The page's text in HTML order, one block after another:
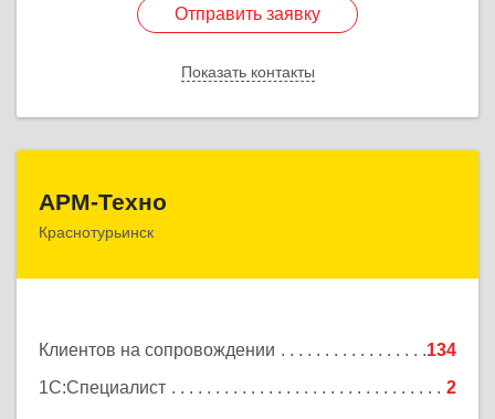
Отправить заявку
Показать контакты
Отправить заявку
Назад
АРМ-Техно
Краснотурьинск
Клиентов на сопровождении
134
1С:Специалист
2
624447, Свердловская обл, Краснотурьинск г,